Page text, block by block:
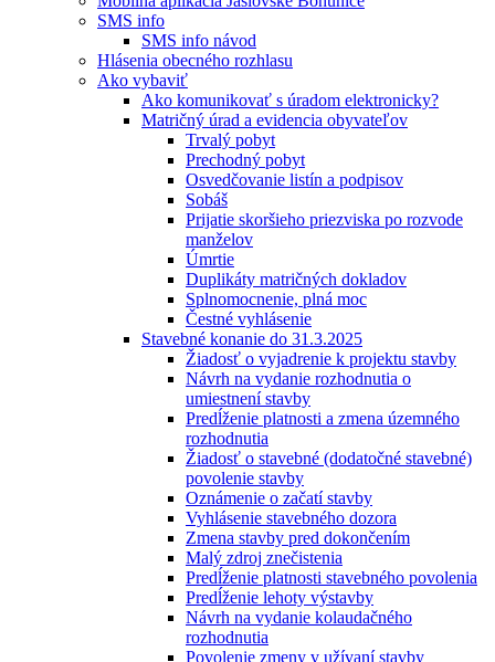
SMS info
SMS info návod
Hlásenia obecného rozhlasu
Ako vybaviť
Ako komunikovať s úradom elektronicky?
Matričný úrad a evidencia obyvateľov
Trvalý pobyt
Prechodný pobyt
Osvedčovanie listín a podpisov
Sobáš
Prijatie skoršieho priezviska po rozvode
manželov
Úmrtie
Duplikáty matričných dokladov
Splnomocnenie, plná moc
Čestné vyhlásenie
Stavebné konanie do 31.3.2025
Žiadosť o vyjadrenie k projektu stavby
Návrh na vydanie rozhodnutia o
umiestnení stavby
Predĺženie platnosti a zmena územného
rozhodnutia
Žiadosť o stavebné (dodatočné stavebné)
povolenie stavby
Oznámenie o začatí stavby
Vyhlásenie stavebného dozora
Zmena stavby pred dokončením
Malý zdroj znečistenia
Predĺženie platnosti stavebného povolenia
Predĺženie lehoty výstavby
Návrh na vydanie kolaudačného
rozhodnutia
Povolenie zmeny v užívaní stavby